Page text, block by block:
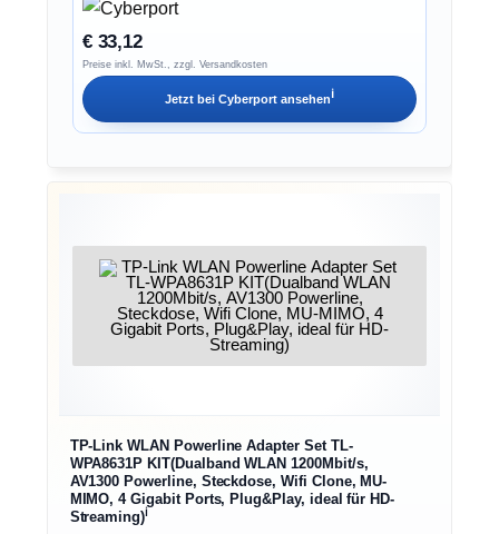
€ 33,12
Preise inkl. MwSt., zzgl. Versandkosten
Jetzt bei Cyberport ansehenℹ︎
TP-Link WLAN Powerline Adapter Set TL-
WPA8631P KIT(Dualband WLAN 1200Mbit/s,
AV1300 Powerline, Steckdose, Wifi Clone, MU-
MIMO, 4 Gigabit Ports, Plug&Play, ideal für HD-
Streaming)ℹ︎